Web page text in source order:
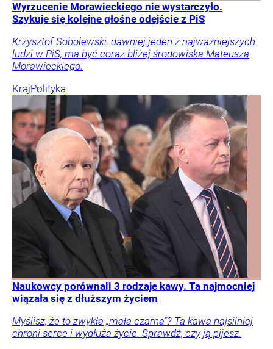
Wyrzucenie Morawieckiego nie wystarczyło.
Szykuje się kolejne głośne odejście z PiS
Krzysztof Sobolewski, dawniej jeden z najważniejszych
ludzi w PiS, ma być coraz bliżej środowiska Mateusza
Morawieckiego.
KrajPolityka
Naukowcy porównali 3 rodzaje kawy. Ta najmocniej
wiązała się z dłuższym życiem
Myślisz, że to zwykła „mała czarna”? Ta kawa najsilniej
chroni serce i wydłuża życie. Sprawdź, czy ją pijesz.